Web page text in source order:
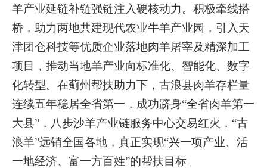
羊产业延链补链强链注入硬核动力。积极牵线搭
桥，助力两地共建现代农业牛羊产业园，引入天
津团仓科技等优质企业落地肉羊屠宰及精深加工
项目，推动当地羊产业向标准化、智能化、数字
化转型。在蓟州帮扶助力下，古浪县肉羊存栏量
连续五年稳居全省第一，成功跻身“全省肉羊第一
大县”，八步沙羊产业链服务中心交易红火，“古
浪羊”远销全国各地，真正实现“兴一项产业、活
一地经济、富一方百姓”的帮扶目标。